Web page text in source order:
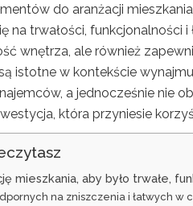
do aranżacji
na trwałości, funkcjonalności
wnętrza, ale również
istotne w kontekście
a jednocześnie nie
która przyniesie
mieszkania, aby było trwałe,
na zniszczenia i łatwych w